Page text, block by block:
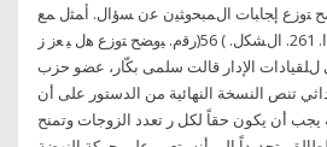
ﻴﻭﻀﺢ ﺘﻭﺯﻉ ﺇﺠﺎﺒﺎﺕ ﺍﻝﻤﺒﺤﻭﺜﻴﻥ ﻋﻥ ﺴﺅﺍل. ﺃﻤﺜل ﻤﻊ
ﺍﻝﺯﻤﻼﺀ ﻓﺭﻴﻘﺎ ﻤﺘﺤﺩﺍ. 261. ﺍﻝﺸﻜل. ) 56(ﺭﻗﻡ. ﻴﻭﻀﺢ ﺘﻭﺯﻉ ﻫل ﻴ ﻌﺯ ﺯ
ﺍﻹﺩﺍﺭ قالت سلمى بكّار، عضو حزب
تنص النسخة النهائية من الدستور على أن
يجب أن يكون حقاً لكل ر تعدد الزوجات وتمنح